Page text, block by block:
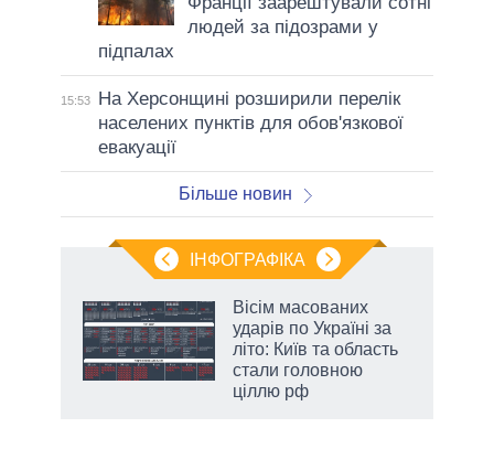
людей за підозрами у
підпалах
15:53
На Херсонщині розширили перелік
населених пунктів для обов'язкової
евакуації
Більше новин
ІНФОГРАФІКА
Вісім масованих
ударів по Україні за
літо: Київ та область
стали головною
ціллю рф